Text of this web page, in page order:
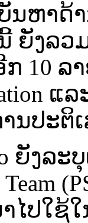
ນຫາດ້
ຍັງລວ
10 ລ
ນປະຕິເ
ຍັງລະ
ໄປໃຊ້